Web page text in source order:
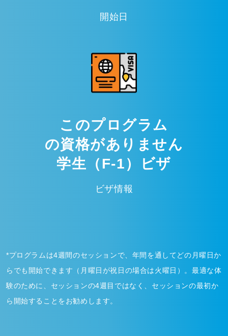
開始日
このプログラム
の資格がありません
学生（F-1）ビザ
ビザ情報
*プログラムは4週間のセッションで、年間を通してどの月曜日か
らでも開始できます（月曜日が祝日の場合は火曜日）。最適な体
験のために、セッションの4週目ではなく、セッションの最初か
ら開始することをお勧めします。